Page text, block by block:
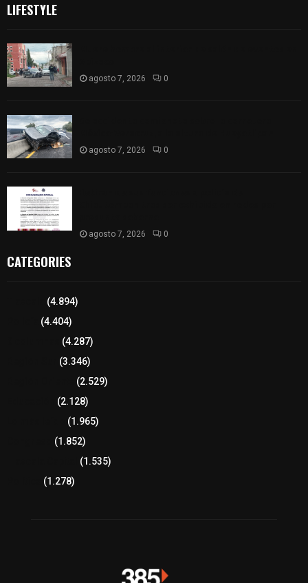
LIFESTYLE
agosto 7, 2026 0
agosto 7, 2026 0
agosto 7, 2026 0
CATEGORIES
(4.894)
(4.404)
(4.287)
(3.346)
(2.529)
(2.128)
(1.965)
(1.852)
(1.535)
(1.278)